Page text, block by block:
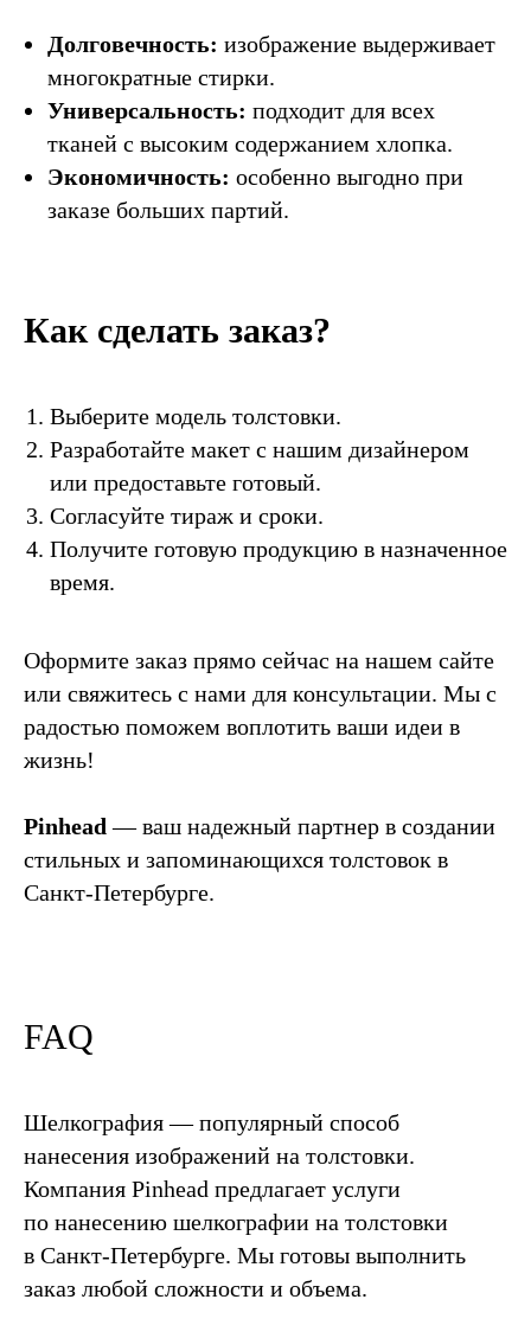
Долговечность: изображение выдерживает
многократные стирки.
Универсальность: подходит для всех
тканей с высоким содержанием хлопка.
Экономичность: особенно выгодно при
заказе больших партий.
Как сделать заказ?
Выберите модель толстовки.
Разработайте макет с нашим дизайнером
или предоставьте готовый.
Согласуйте тираж и сроки.
Получите готовую продукцию в назначенное
время.
Оформите заказ прямо сейчас на нашем сайте
или свяжитесь с нами для консультации. Мы с
радостью поможем воплотить ваши идеи в
жизнь!
Pinhead — ваш надежный партнер в создании
стильных и запоминающихся толстовок в
Санкт-Петербурге.
FAQ
Шелкография — популярный способ
нанесения изображений на толстовки.
Компания Pinhead предлагает услуги
по нанесению шелкографии на толстовки
в Санкт-Петербурге. Мы готовы выполнить
заказ любой сложности и объема.